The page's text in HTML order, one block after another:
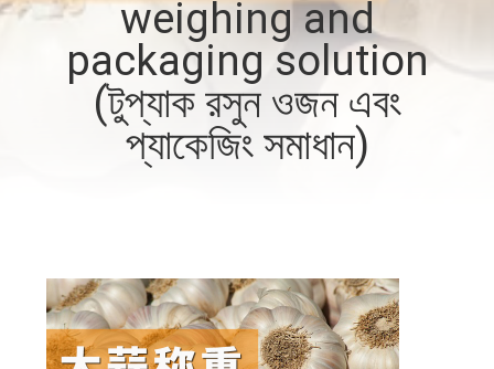
নিয়ন্ত্রণ
আমাদের
মামলা
weighing and
packaging solution
(টুপ্যাক রসুন ওজন এবং
প্যাকেজিং সমাধান)